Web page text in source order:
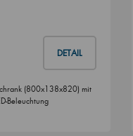
DETAIL
(800x138x820) mit
Beleuchtung